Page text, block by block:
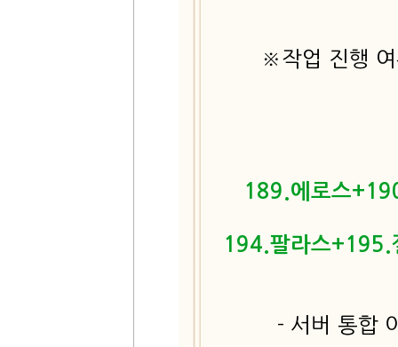
※작업 진행 여
189.에로스
194.팔라스+195.
- 서버 통합